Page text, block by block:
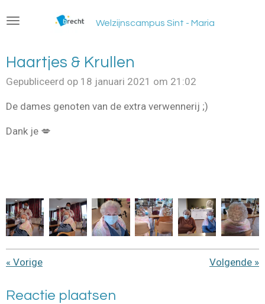
direct
de
hoofdinhoud
Welzijnscampus Sint - Maria
Haartjes & Krullen
Gepubliceerd op 18 januari 2021 om 21:02
De dames genoten van de extra verwennerij ;)
Dank je 💋
« Vorige Volgende »
Reactie plaatsen